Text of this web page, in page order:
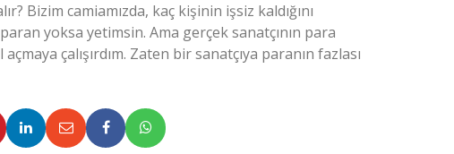
Bizim camiamızda, kaç kişinin işsiz kaldığını
yoksa yetimsin. Ama gerçek sanatçının para
çalışırdım. Zaten bir sanatçıya paranın fazlası